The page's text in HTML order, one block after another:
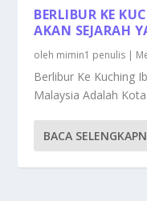
BERLIBUR KE
AKAN SEJARAH
oleh mimin1 penulis |
Berlibur Ke Kuching
Malaysia Adalah
BACA